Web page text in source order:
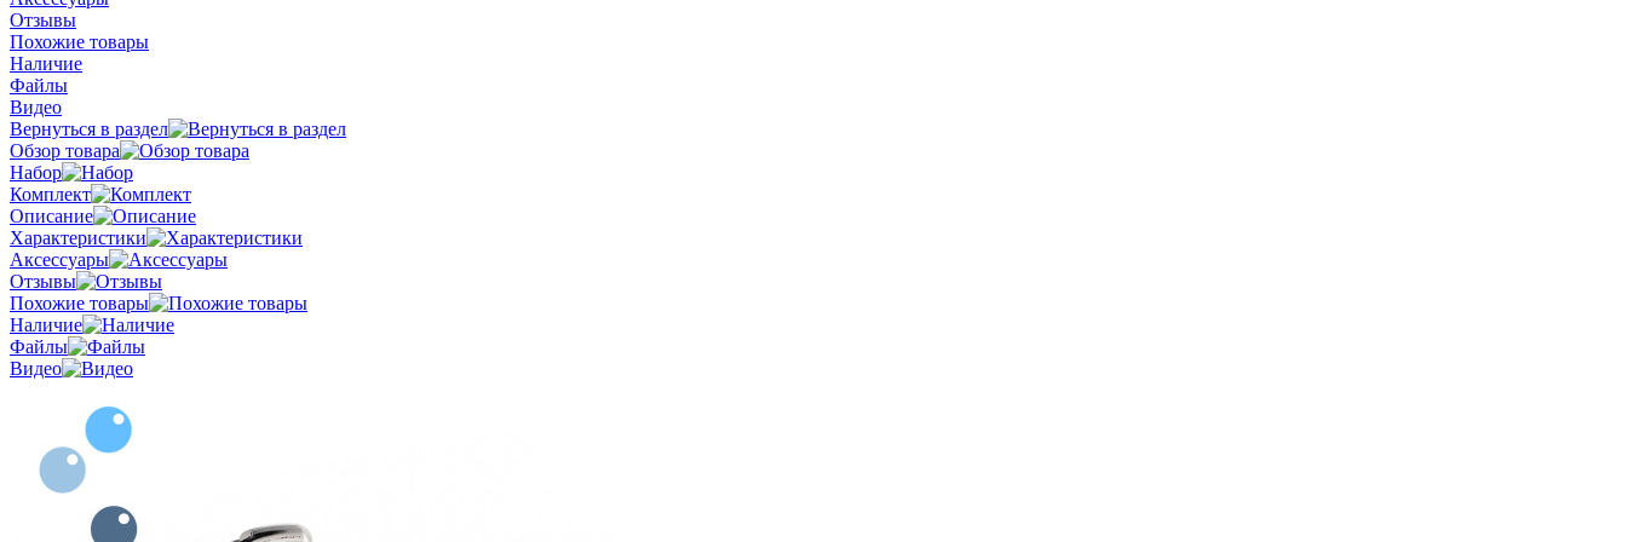
Отзывы
Похожие товары
Наличие
Файлы
Видео
Вернуться в раздел
Обзор товара
Набор
Комплект
Описание
Характеристики
Аксессуары
Отзывы
Похожие товары
Наличие
Файлы
Видео